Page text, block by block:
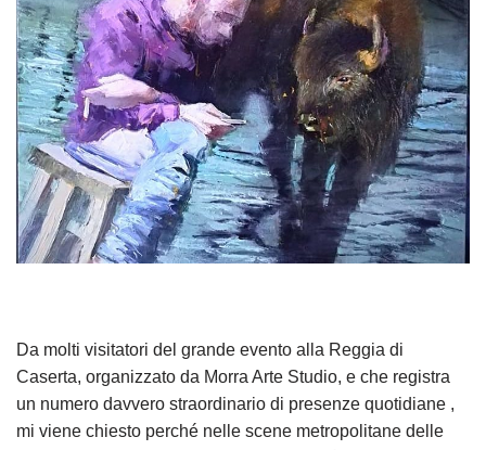
Da molti visitatori del grande evento alla Reggia di
Caserta, organizzato da Morra Arte Studio, e che registra
un numero davvero straordinario di presenze quotidiane ,
mi viene chiesto perché nelle scene metropolitane delle